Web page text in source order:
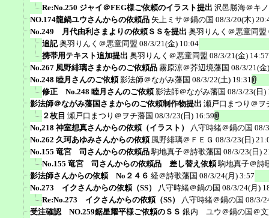
Re:No.250 ジャイ＠FEG様ご依頼のイラスト提出 沢邑勝海＠キ
NO.174龍鍋ユウさんからの依頼品 矢上ミサ＠鍋の国 08/3/20(木)
No.249 月代由利さまよりの依頼ＳＳを提出 奥羽りんく＠悪童同盟
追記 奥羽りんく＠悪童同盟 08/3/21(金) 10:04
携帯用テキスト追加提出 奥羽りんく＠悪童同盟 08/3/21(金) 14:57
No.267 風野緋璃さまからのご依頼品 霧原涼＠芥辺境藩国 08/3/21(金
No.248 睦月さんのご依頼 影法師＠ながみ藩国 08/3/22(土) 19:31
修正 No.248 睦月さんのご依頼 影法師＠ながみ藩国 08/3/23(日)
影法師＠ながみ藩国さまからのご依頼制作物提出 瀬戸口まつり＠ヲ
２枚目 瀬戸口まつり＠ヲチ藩国 08/3/23(日) 16:59
No,218 神室想真さんからの依頼（イラスト）
八守時緒＠鍋の国 08/
No.262 久珂あゆみさんからの依頼 風野緋璃＠ＦＥＧ 08/3/23(日)
No.155 竜宮 司さんからの依頼品 駒地真子＠詩歌藩国 08/3/23(日)
No.155 竜宮 司さんからの依頼品 差し替え依頼 駒地真子＠詩
影法師さんからの依頼 No２４６ 経＠詩歌藩国 08/3/24(月) 3:57
No.273 イクさんからの依頼（SS）
八守時緒＠鍋の国 08/3/24(月)
Re:No.273 イクさんからの依頼（SS）
八守時緒＠鍋の国 08/3/
受注確認 NO.259鋸星耀平様ご依頼のＳＳ 銀内 ユウ＠鍋の国＠